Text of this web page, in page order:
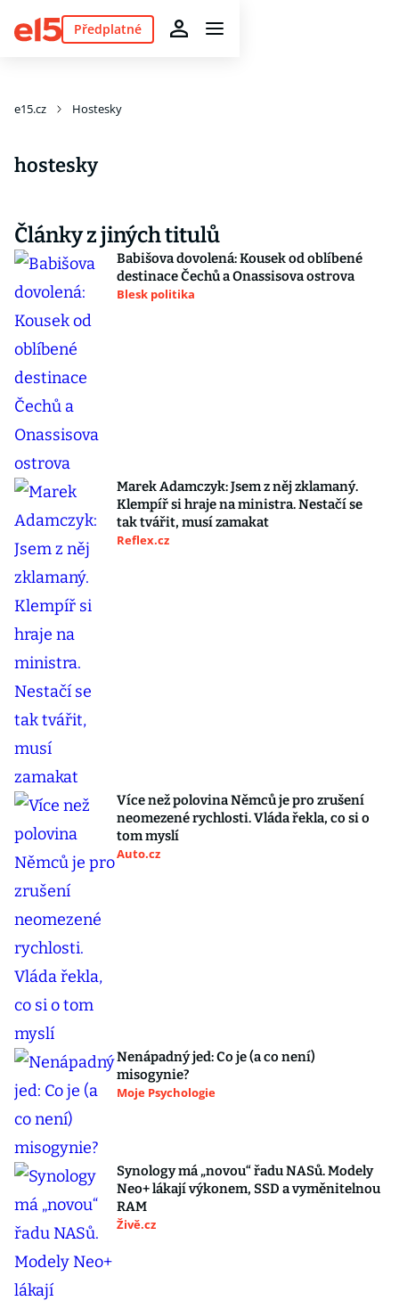
Předplatné
e15.cz Hostesky
hostesky
Články z jiných titulů
Babišova dovolená: Kousek od oblíbené
destinace Čechů a Onassisova ostrova
Blesk politika
Marek Adamczyk: Jsem z něj zklamaný.
Klempíř si hraje na ministra. Nestačí se
tak tvářit, musí zamakat
Reflex.cz
Více než polovina Němců je pro zrušení
neomezené rychlosti. Vláda řekla, co si o
tom myslí
Auto.cz
Nenápadný jed: Co je (a co není)
misogynie?
Moje Psychologie
Synology má „novou“ řadu NASů. Modely
Neo+ lákají výkonem, SSD a vyměnitelnou
RAM
Živě.cz